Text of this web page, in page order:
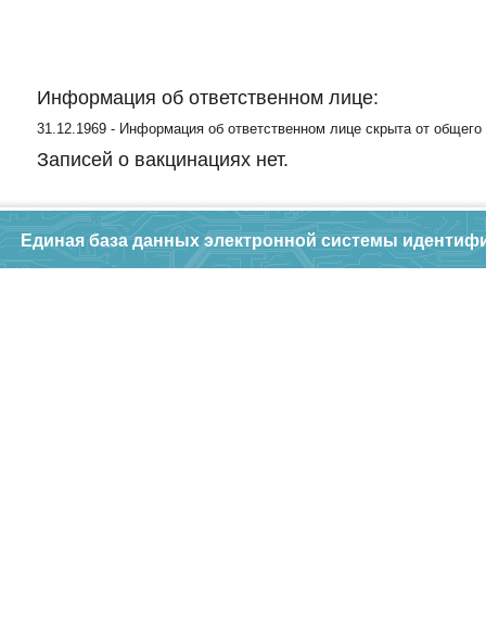
Информация об ответственном лице:
31.12.1969 - Информация об ответственном лице скрыта от общего
Записей о вакцинациях нет.
Единая база данных электронной системы